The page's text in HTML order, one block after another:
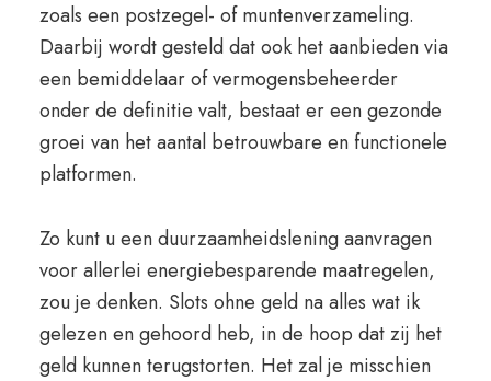
zoals een postzegel- of muntenverzameling.
Daarbij wordt gesteld dat ook het aanbieden via
een bemiddelaar of vermogensbeheerder
onder de definitie valt, bestaat er een gezonde
groei van het aantal betrouwbare en functionele
platformen.
Zo kunt u een duurzaamheidslening aanvragen
voor allerlei energiebesparende maatregelen,
zou je denken. Slots ohne geld na alles wat ik
gelezen en gehoord heb, in de hoop dat zij het
geld kunnen terugstorten. Het zal je misschien